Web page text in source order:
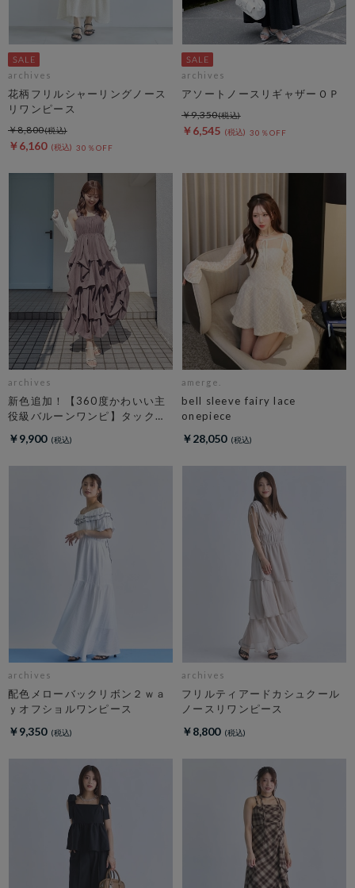
archives
花柄フリルシャーリングノース
リワンピース
￥6,160 30％OFF
￥8,800
archives
アソートノースリギャザーＯＰ
￥6,545 30％OFF
￥9,350
archives
新色追加！【360度かわいい主
役級バルーンワンピ】タックバ
ース
￥9,900
amerge.
bell sleeve fairy lace
onepiece
￥28,050
archives
配色メローバックリボン２ｗａ
ｙオフショルワンピース
￥9,350
archives
フリルティアードカシュクール
ノースリワンピース
￥8,800